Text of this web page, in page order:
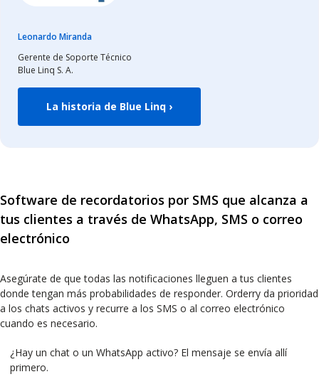
Leonardo Miranda
Gerente de Soporte Técnico
Blue Linq S. A.
La historia de Blue Linq ›
Software de recordatorios por SMS que alcanza a
tus clientes a través de WhatsApp, SMS o correo
electrónico
Asegúrate de que todas las notificaciones lleguen a tus clientes
donde tengan más probabilidades de responder. Orderry da prioridad
a los chats activos y recurre a los SMS o al correo electrónico
cuando es necesario.
¿Hay un chat o un WhatsApp activo? El mensaje se envía allí
primero.